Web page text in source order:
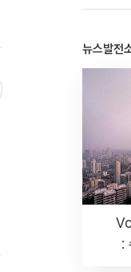
뉴스발전
: